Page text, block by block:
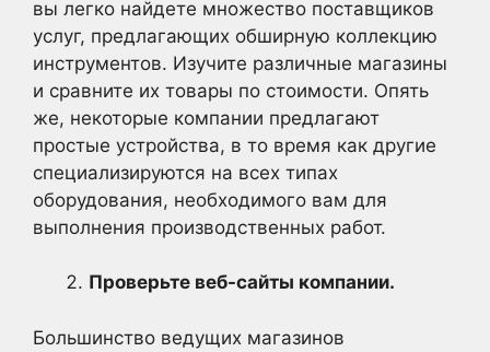
вы легко найдете множество поставщиков
услуг, предлагающих обширную коллекцию
инструментов. Изучите различные магазины
и сравните их товары по стоимости. Опять
же, некоторые компании предлагают
простые устройства, в то время как другие
специализируются на всех типах
оборудования, необходимого вам для
выполнения производственных работ.
Проверьте веб-сайты компании.
Большинство ведущих магазинов